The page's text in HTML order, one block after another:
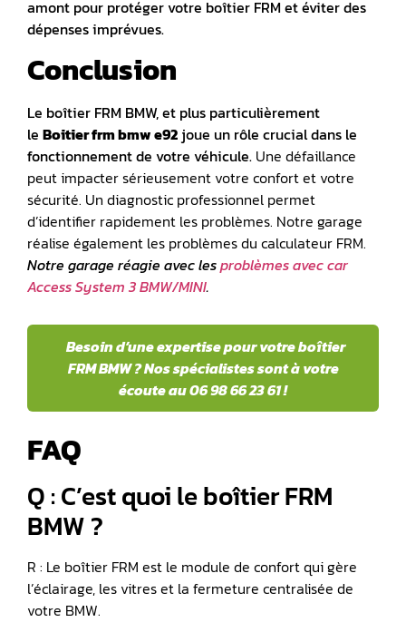
amont pour protéger votre boîtier FRM et éviter des
dépenses imprévues.
Conclusion
Le boîtier FRM BMW, et plus particulièrement
le Boitier frm bmw e92 joue un rôle crucial dans le
fonctionnement de votre véhicule. Une défaillance
peut impacter sérieusement votre confort et votre
sécurité. Un diagnostic professionnel permet
d’identifier rapidement les problèmes. Notre garage
réalise également les problèmes du calculateur FRM.
Notre garage réagie avec lesproblèmes avec car
Access System 3 BMW/MINI.
Besoin d’une expertise pour votre boîtier
FRM BMW ? Nos spécialistes sont à votre
écoute au 06 98 66 23 61 !
FAQ
Q : C’est quoi le boîtier FRM
BMW ?
R : Le boîtier FRM est le module de confort qui gère
l’éclairage, les vitres et la fermeture centralisée de
votre BMW.